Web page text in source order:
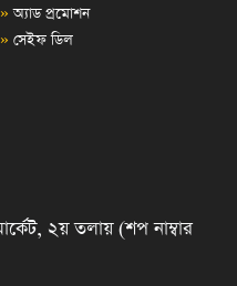
» অ্যাড প্রমোশন
» সেইফ ডিল
২য় তলায় (শপ নাম্বার